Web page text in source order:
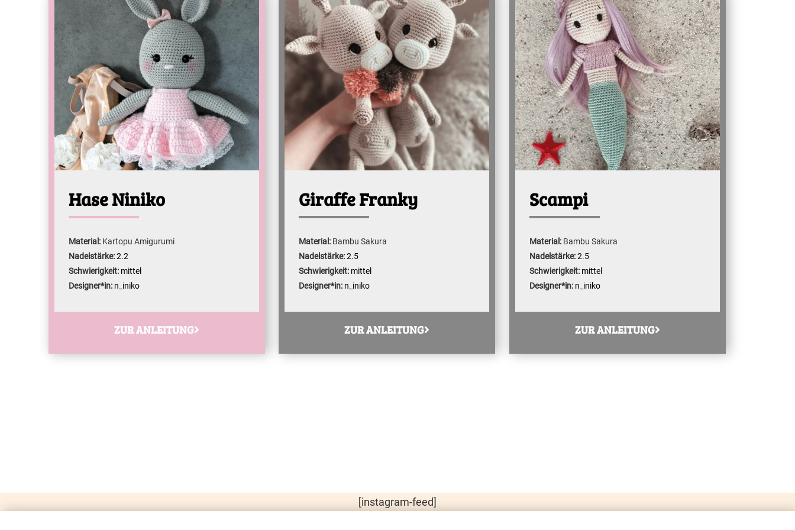
Hase Niniko
Material: Kartopu Amigurumi
Nadelstärke: 2.2
Schwierigkeit: mittel
Designer*in: n_iniko
ZUR ANLEITUNG
Giraffe Franky
Material: Bambu Sakura
Nadelstärke:2.5
Schwierigkeit: mittel
Designer*in: n_iniko
ZUR ANLEITUNG
Scampi
Material: Bambu Sakura
Nadelstärke:2.5
Schwierigkeit: mittel
Designer*in: n_iniko
ZUR ANLEITUNG
[instagram-feed]